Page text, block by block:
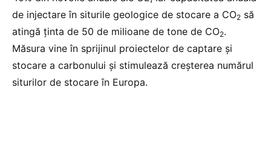
de injectare în siturile geologice de stocare a CO2 să
atingă ținta de 50 de milioane de tone de CO2.
Măsura vine în sprijinul proiectelor de captare și
stocare a carbonului și stimulează creșterea numărul
siturilor de stocare în Europa.